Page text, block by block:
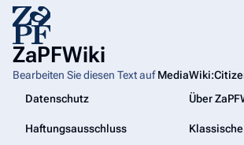
ZaPFWiki
Bearbeiten Sie diesen Text auf
Datenschutz
Über
Haftungsausschluss